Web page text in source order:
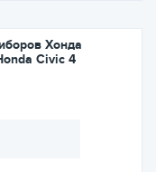
Хонда
Civic 4